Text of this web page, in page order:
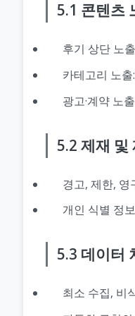
5.1 콘텐츠
후기 상단 노
카테고리 노
광고·계약 노
5.2 제재 및
경고, 제한, 영
개인 식별 정
5.3 데이터
최소 수집, 비